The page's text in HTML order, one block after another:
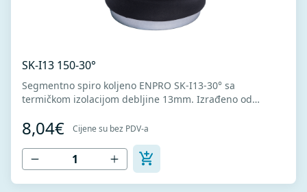
SK-I13 150-30°
Segmentno spiro koljeno ENPRO SK-I13-30° sa
termičkom izolacijom debljine 13mm. Izrađeno od
hladno oblikovanje. U skladu sa standardima MEST EN
1506 I MEST EN 12237.
8,04€ Cijene su bez PDV-a